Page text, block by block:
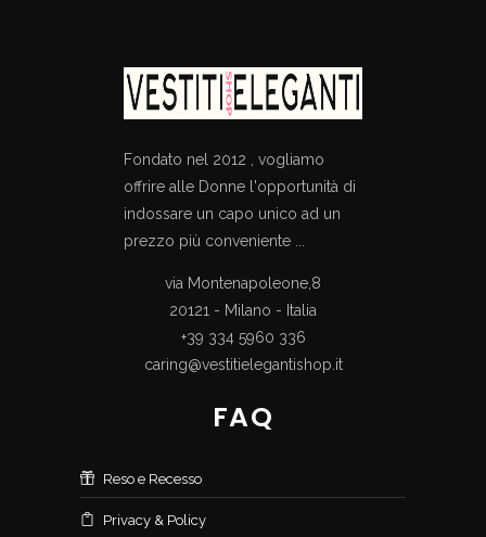
Fondato nel 2012 , vogliamo
offrire alle Donne l'opportunità di
indossare un capo unico ad un
prezzo più conveniente ...
via Montenapoleone,8
20121 - Milano - Italia
+39 334 5960 336
caring@vestitielegantishop.it
FAQ
Reso e Recesso
Privacy & Policy